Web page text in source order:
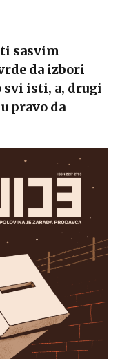
sasvim
da izbori
svi isti, a, drugi
pravo da